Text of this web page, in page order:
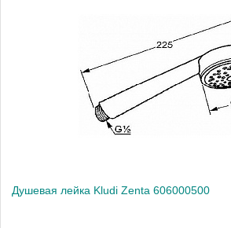
Душевая лейка Kludi Zenta 606000500